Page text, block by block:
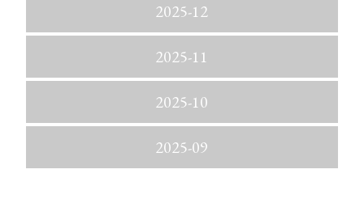
2025-12
2025-11
2025-10
2025-09